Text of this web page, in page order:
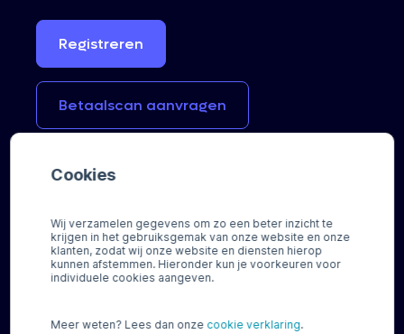
Cookies
Wij verzamelen gegevens om zo een beter inzicht te
krijgen in het gebruiksgemak van onze website en onze
klanten, zodat wij onze website en diensten hierop
kunnen afstemmen. Hieronder kun je voorkeuren voor
individuele cookies aangeven.
Meer weten? Lees dan onze cookie verklaring.
Registreren
Betaalscan aanvragen
Regio gebonden
Online kaartbetalingen
Integratie partners
Plugins